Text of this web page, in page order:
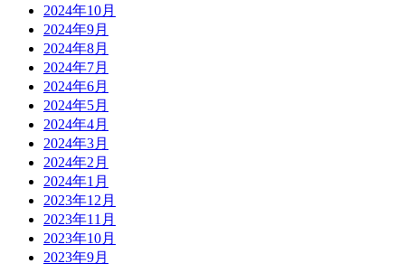
2024年10月
2024年9月
2024年8月
2024年7月
2024年6月
2024年5月
2024年4月
2024年3月
2024年2月
2024年1月
2023年12月
2023年11月
2023年10月
2023年9月